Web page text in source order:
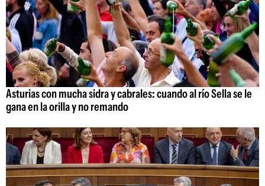
Asturias con mucha sidra y cabrales: cuando al río Sella se le
gana en la orilla y no remando